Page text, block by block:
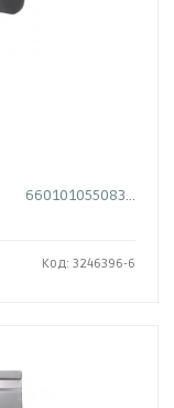
6601010550832P
Код: 3246396-6